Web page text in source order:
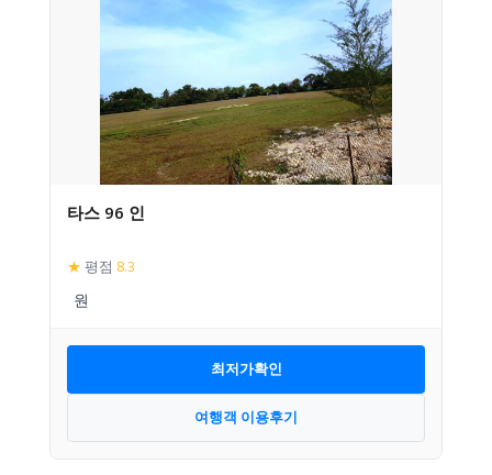
타스 96 인
★ 평점 8.3
최저가확인
여행객 이용후기